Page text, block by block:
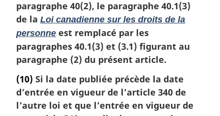
paragraphe 40(2), le paragraphe 40.1(3)
de la Loi canadienne sur les droits de la
personne est remplacé par les
paragraphes 40.1(3) et (3.1) figurant au
paragraphe (2) du présent article.
(10) Si la date publiée précède la date
d’entrée en vigueur de l’article 340 de
l’autre loi et que l’entrée en vigueur de